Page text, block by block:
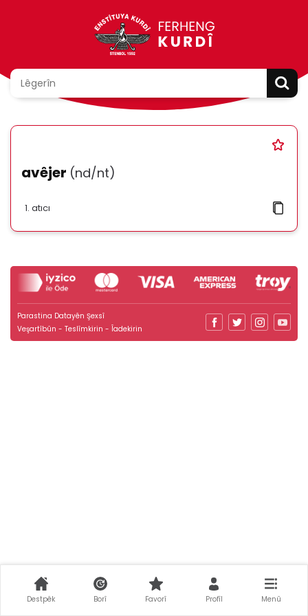
avêjer (nd/nt)
atıcı
Parastina Datayên Şexsî
Veşartîbûn - Teslîmkirin - Îadekirin
Destpêk Borî Favorî Profîl Menû